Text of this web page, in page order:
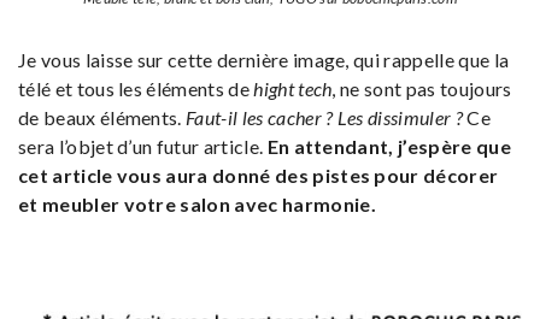
Je vous laisse sur cette dernière image, qui rappelle que la
télé et tous les éléments dehight tech, ne sont pas toujours
de beaux éléments. Faut-il les cacher ? Les dissimuler ?Ce
sera l’objet d’un futur article. En attendant, j’espère que
cet article vous aura donné des pistes pour décorer
et meubler votre salon avec harmonie.